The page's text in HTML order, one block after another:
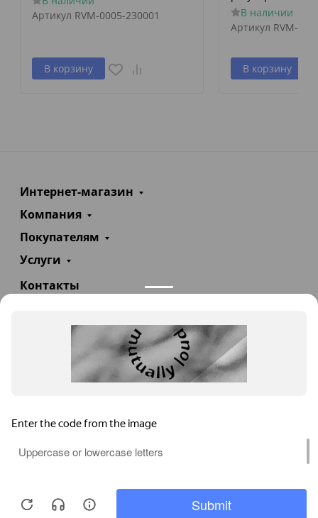
Артикул RVM-0005-230001
В корзину
В наличии
Артикул RVM-
В корзину
Интернет-магазин
Компания
Покупателям
Услуги
Контакты
info@teploexpert.com
Пн—Сб 09:00 – 18:00
TeploExpert.com © 2008 - 2026 Оборудование для
систем отопления, водоснабжения, канализации